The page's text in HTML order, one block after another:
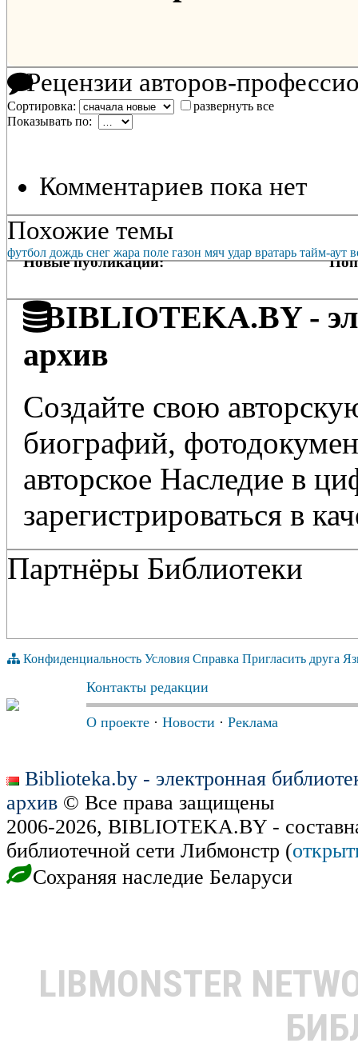
Рецензии авторов-
Сортировка:
развернуть все
Показывать по:
Комментариев пока нет
Похожие темы
футбол дождь снег жара поле газон мяч удар вратарь тайм-аут
Новые публикации:
BIBLIOTEKA.BY -
архив
Создайте свою
биографий,
авторское Наследие в
зарегистрироваться в
Партнёры Библиотеки
Конфиденциальность Условия Справка Пригласить друга
Контакты редакции
О проекте · Новости · Реклама
Biblioteka.by - электронная
архив © Все права защищены
2006-2026, BIBLIOTEKA.BY -
библиотечной сети Либмонстр (
Сохраняя наследие Беларуси
LIBMONSTER